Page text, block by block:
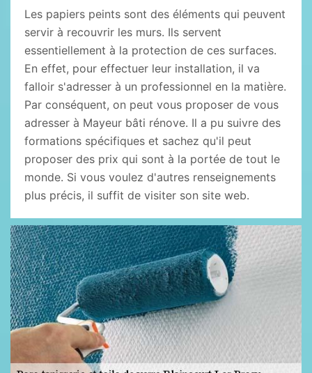
Les papiers peints sont des éléments qui peuvent
servir à recouvrir les murs. Ils servent
essentiellement à la protection de ces surfaces.
En effet, pour effectuer leur installation, il va
falloir s'adresser à un professionnel en la matière.
Par conséquent, on peut vous proposer de vous
adresser à Mayeur bâti rénove. Il a pu suivre des
formations spécifiques et sachez qu'il peut
proposer des prix qui sont à la portée de tout le
monde. Si vous voulez d'autres renseignements
plus précis, il suffit de visiter son site web.